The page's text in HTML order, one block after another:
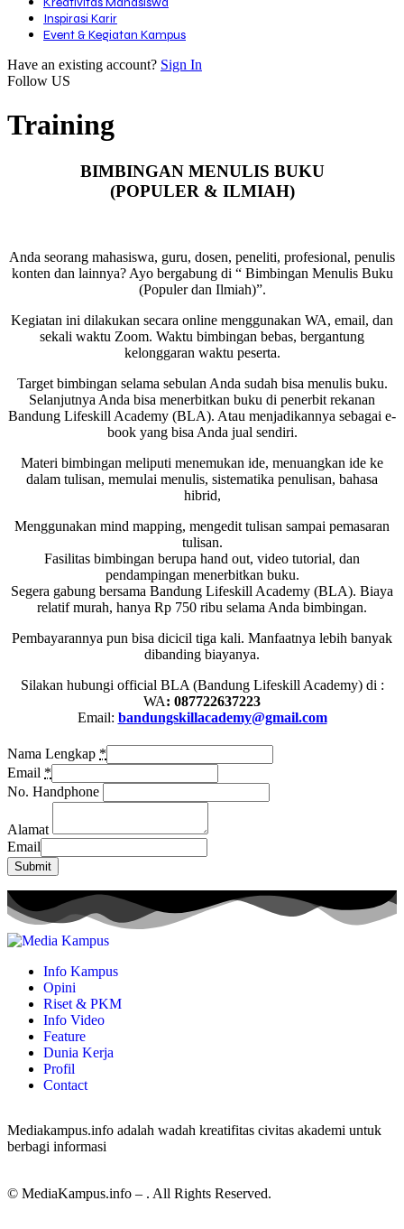
Inspirasi Karir
Event & Kegiatan Kampus
Have an existing account? Sign In
Follow US
Training
BIMBINGAN MENULIS BUKU
(POPULER & ILMIAH)
Anda seorang mahasiswa, guru, dosen, peneliti, profesional, penulis
konten dan lainnya? Ayo bergabung di “ Bimbingan Menulis Buku
(Populer dan Ilmiah)”.
Kegiatan ini dilakukan secara online menggunakan WA, email, dan
sekali waktu Zoom. Waktu bimbingan bebas, bergantung
kelonggaran waktu peserta.
Target bimbingan selama sebulan Anda sudah bisa menulis buku.
Selanjutnya Anda bisa menerbitkan buku di penerbit rekanan
Bandung Lifeskill Academy (BLA). Atau menjadikannya sebagai e-
book yang bisa Anda jual sendiri.
Materi bimbingan meliputi menemukan ide, menuangkan ide ke
dalam tulisan, memulai menulis, sistematika penulisan, bahasa
hibrid,
Menggunakan mind mapping, mengedit tulisan sampai pemasaran
tulisan.
Fasilitas bimbingan berupa hand out, video tutorial, dan
pendampingan menerbitkan buku.
Segera gabung bersama Bandung Lifeskill Academy (BLA). Biaya
relatif murah, hanya Rp 750 ribu selama Anda bimbingan.
Pembayarannya pun bisa dicicil tiga kali. Manfaatnya lebih banyak
dibanding biayanya.
Silakan hubungi official BLA (Bandung Lifeskill Academy) di :
WA: 087722637223
Email: bandungskillacademy@gmail.com
Nama Lengkap *
Email *
No. Handphone
Alamat
Email
Submit
Info Kampus
Opini
Riset & PKM
Info Video
Feature
Dunia Kerja
Profil
Contact
Mediakampus.info adalah wadah kreatifitas civitas akademi untuk
berbagi informasi
© MediaKampus.info – . All Rights Reserved.